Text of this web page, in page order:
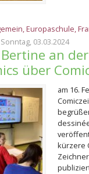
,Europaschule,
03.03.2024
an
über
am 16.
kürzere